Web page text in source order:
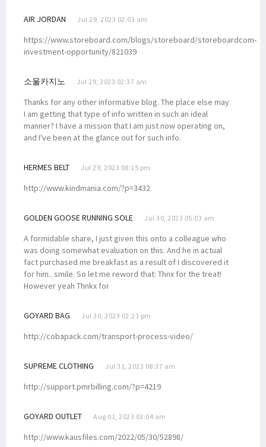
AIR JORDAN Jul 29, 2023 02:03 am
https://www.storeboard.com/blogs/storeboard/storeboardcom-
investment-opportunity/821039
소울카지노 Jul 29, 2023 02:37 am
Thanks for any other informative blog. The place else may
I am getting that type of info written in such an ideal
manner? I have a mission that I am just now operating on,
and I've been at the glance out for such info.
HERMES BELT Jul 29, 2023 08:15 pm
http://www.kindmania.com/?p=3432
GOLDEN GOOSE RUNNING SOLE Jul 30, 2023 05:03 am
A formidable share, I just given this onto a colleague who
was doing somewhat evaluation on this. And he in actual
fact purchased me breakfast as a result of I discovered it
for him.. smile. So let me reword that: Thnx for the treat!
However yeah Thnkx for
GOYARD BAG Jul 30, 2023 02:23 pm
http://cobapack.com/transport-process-video/
SUPREME CLOTHING Jul 31, 2023 08:37 am
http://support.pmrbilling.com/?p=4219
GOYARD OUTLET Aug 01, 2023 03:04 am
http://www.kausfiles.com/2022/05/30/52898/